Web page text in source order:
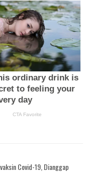
Covid-19, Dianggap